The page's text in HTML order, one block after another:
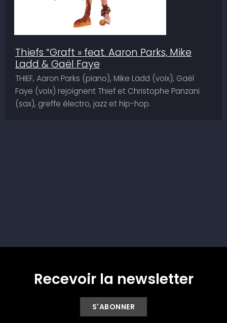
Thiefs “Graft » feat. Aaron Parks, Mike
Ladd & Gaël Faye
THIEF, Aaron Parks (piano), Mike Ladd (voix), Gaël
Faye (voix) rejoignent Thief et Christophe Panzani
(sax), greffe électro, jazz et hip-hop.
Recevoir la newsletter
S'ABONNER